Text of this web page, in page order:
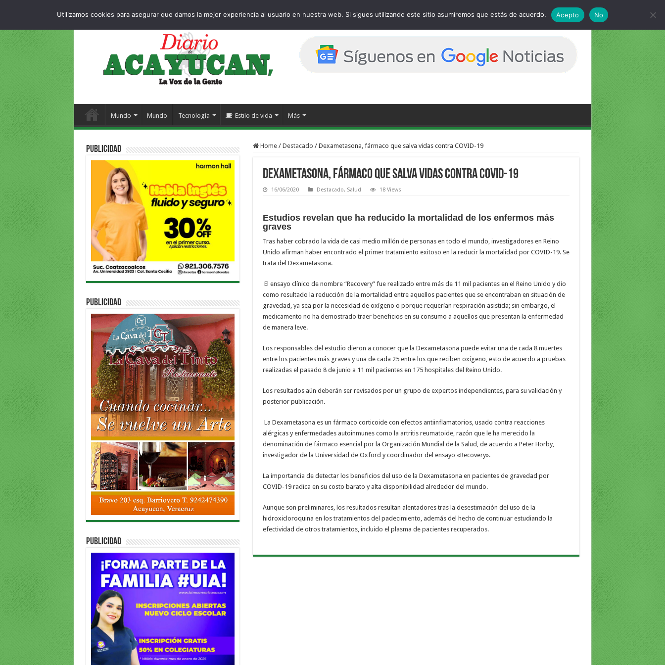
Mundo Mundo Tecnología Estilo de vida Más
Home / Destacado / Dexametasona, fármaco que salva vidas contra COVID-19
Dexametasona, fármaco que salva vidas contra COVID-19
16/06/2020 Destacado, Salud 18 Views
Estudios revelan que ha reducido la mortalidad de los enfermos más
graves
Tras haber cobrado la vida de casi medio millón de personas en todo el mundo, investigadores en Reino
Unido afirman haber encontrado el primer tratamiento exitoso en la reducir la mortalidad por COVID-19. Se
trata del Dexametasona.
El ensayo clínico de nombre “Recovery” fue realizado entre más de 11 mil pacientes en el Reino Unido y dio
como resultado la reducción de la mortalidad entre aquellos pacientes que se encontraban en situación de
gravedad, ya sea por la necesidad de oxígeno o porque requerían respiración asistida; sin embargo, el
medicamento no ha demostrado traer beneficios en su consumo a aquellos que presentan la enfermedad
de manera leve.
Los responsables del estudio dieron a conocer que la Dexametasona puede evitar una de cada 8 muertes
entre los pacientes más graves y una de cada 25 entre los que reciben oxígeno, esto de acuerdo a pruebas
realizadas el pasado 8 de junio a 11 mil pacientes en 175 hospitales del Reino Unido.
Los resultados aún deberán ser revisados por un grupo de expertos independientes, para su validación y
posterior publicación.
La Dexametasona es un fármaco corticoide con efectos antiinflamatorios, usado contra reacciones
alérgicas y enfermedades autoinmunes como la artritis reumatoide, razón que le ha merecido la
denominación de fármaco esencial por la Organización Mundial de la Salud, de acuerdo a Peter Horby,
investigador de la Universidad de Oxford y coordinador del ensayo «Recovery».
La importancia de detectar los beneficios del uso de la Dexametasona en pacientes de gravedad por
COVID-19 radica en su costo barato y alta disponibilidad alrededor del mundo.
Aunque son preliminares, los resultados resultan alentadores tras la desestimación del uso de la
hidroxicloroquina en los tratamientos del padecimiento, además del hecho de continuar estudiando la
efectividad de otros tratamientos, incluido el plasma de pacientes recuperados.
PUBLICIDAD
PUBLICIDAD
PUBLICIDAD
Utilizamos cookies para asegurar que damos la mejor experiencia al usuario en nuestra web. Si sigues utilizando este sitio asumiremos que estás de acuerdo. Acepto No